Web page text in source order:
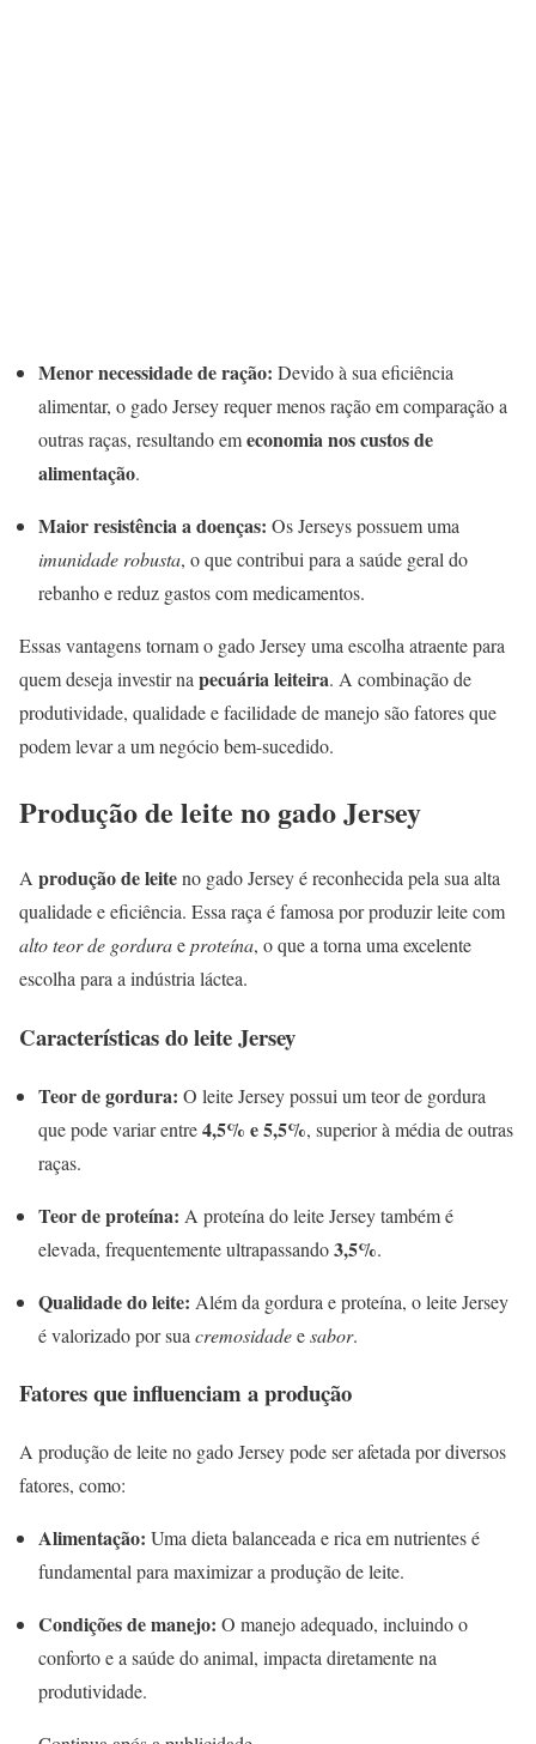
Menor necessidade de ração: Devido à sua eficiência
alimentar, o gado Jersey requer menos ração em comparação a
outras raças, resultando emeconomia nos custos de
alimentação.
Maior resistência a doenças: Os Jerseys possuem uma
imunidade robusta, o que contribui para a saúde geral do
rebanho e reduz gastos com medicamentos.
Essas vantagens tornam o gado Jersey uma escolha atraente para
quem deseja investir napecuária leiteira. A combinação de
produtividade, qualidade e facilidade de manejo são fatores que
podem levar a um negócio bem-sucedido.
Produção de leite no gado Jersey
A produção de leiteno gado Jersey é reconhecida pela sua alta
qualidade e eficiência. Essa raça é famosa por produzir leite com
alto teor de gorduraeproteína, o que a torna uma excelente
escolha para a indústria láctea.
Características do leite Jersey
Teor de gordura: O leite Jersey possui um teor de gordura
que pode variar entre4,5% e 5,5%, superior à média de outras
raças.
Teor de proteína: A proteína do leite Jersey também é
elevada, frequentemente ultrapassando3,5%.
Qualidade do leite: Além da gordura e proteína, o leite Jersey
é valorizado por sua cremosidadeesabor.
Fatores que influenciam a produção
A produção de leite no gado Jersey pode ser afetada por diversos
fatores, como:
Alimentação: Uma dieta balanceada e rica em nutrientes é
fundamental para maximizar a produção de leite.
Condições de manejo: O manejo adequado, incluindo o
conforto e a saúde do animal, impacta diretamente na
produtividade.